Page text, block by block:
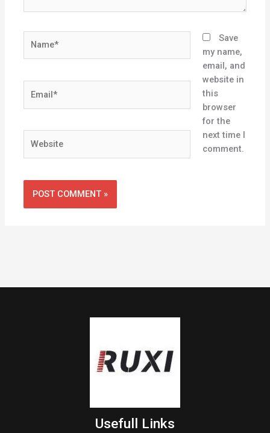
Save
my name,
email, and
website in
this
browser
for the
next time I
comment.
Usefull Links